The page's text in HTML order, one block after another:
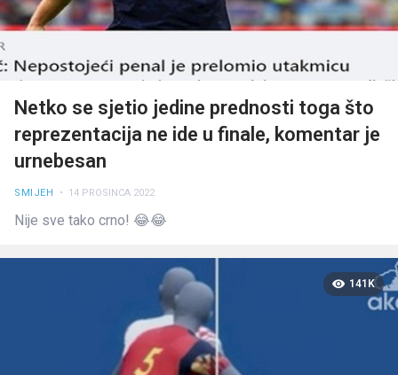
Netko se sjetio jedine prednosti toga što
reprezentacija ne ide u finale, komentar je
urnebesan
SMIJEH • 14 PROSINCA 2022
Nije sve tako crno! 😂😂
141K